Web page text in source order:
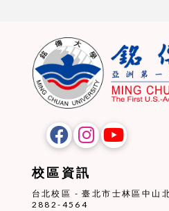
校區資訊
台北校區 - 臺北市士林區中
2882-4564